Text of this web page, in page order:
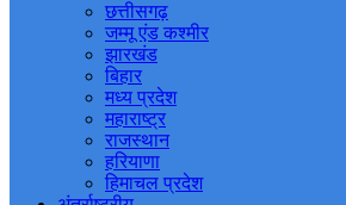
छत्तीसगढ़
जम्मू एंड कश्मीर
झारखंड
बिहार
मध्य प्रदेश
महाराष्ट्र
राजस्थान
हरियाणा
हिमाचल प्रदेश